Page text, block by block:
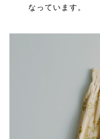
なっています。